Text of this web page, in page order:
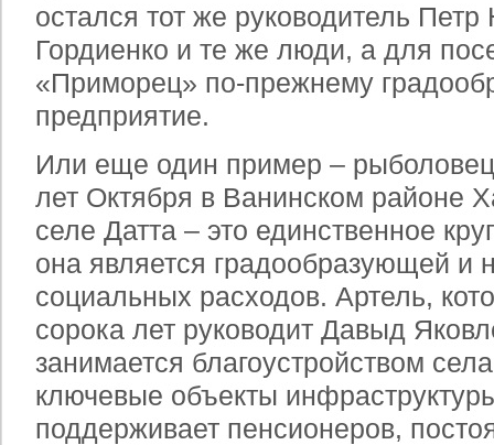
остался тот же руководитель Петр
Гордиенко и те же люди, а для
«Приморец» по-прежнему
предприятие.
Или еще один пример –
лет Октября в Ванинском районе
селе Датта – это единственное
она является градообразующей и
социальных расходов. Артель,
сорока лет руководит Давыд
занимается благоустройством
ключевые объекты
поддерживает пенсионеров,